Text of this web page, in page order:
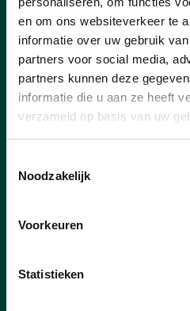
en om ons websiteverkeer te
informatie over uw gebruik
partners voor social media,
partners kunnen deze
informatie die u aan ze heeft
verzameld op basis van uw
Noodzakelijk
Voorkeuren
Statistieken
Inschrijven kan tot
2026:
online via
https://forms.gle/
telefonisch op
via afgifte
alle Bierbeekse
lees meer